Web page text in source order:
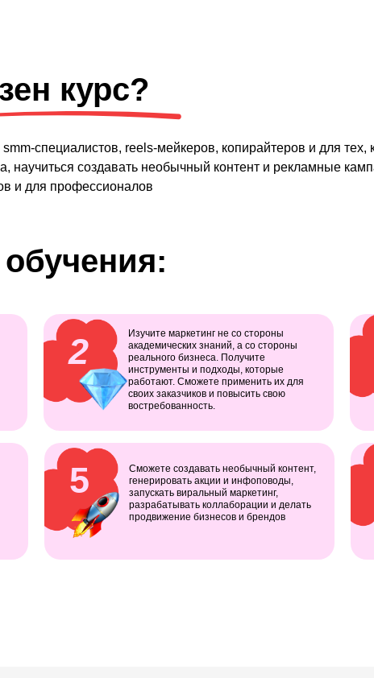
курс?
специалистов, reels-мейкеров, копирайтеров и для тех,
научиться создавать необычный контент и рекламные
и для профессионалов
обучения:
2
Изучите маркетинг не со стороны
академических знаний, а со стороны
реального бизнеса. Получите
инструменты и подходы, которые
работают. Сможете применить их для
своих заказчиков и повысить свою
востребованность.
5
Сможете создавать необычный контент,
генерировать акции и инфоповоды,
запускать виральный маркетинг,
разрабатывать коллаборации и делать
продвижение бизнесов и брендов